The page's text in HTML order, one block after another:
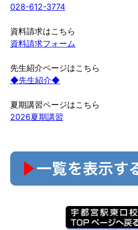
028-612-3774
資料請求はこちら
資料請求フォーム
先生紹介ページはこちら
◆先生紹介◆
夏期講習ページはこちら
2026夏期講習